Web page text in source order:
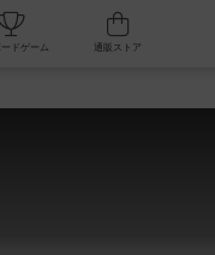
ェ/店舗 人気ボードゲーム